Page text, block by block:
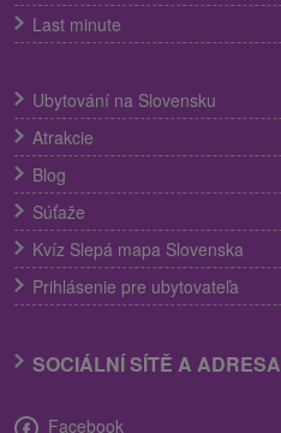
Last minute
Ubytování na Slovensku
Atrakcie
Blog
Súťaže
Kvíz Slepá mapa Slovenska
Prihlásenie pre ubytovateľa
SOCIÁLNÍ SÍTĚ A ADRESA
Facebook